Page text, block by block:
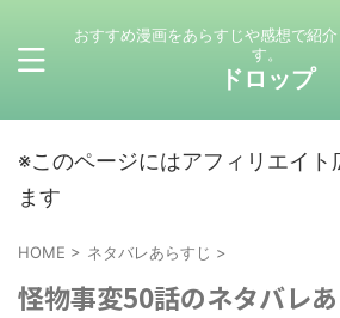
おすすめ漫画をあらすじや感想で紹
す。
ドロップ
※このページにはアフィリエイト
ます
HOME > ネタバレあらすじ >
怪物事変50話のネタバレ